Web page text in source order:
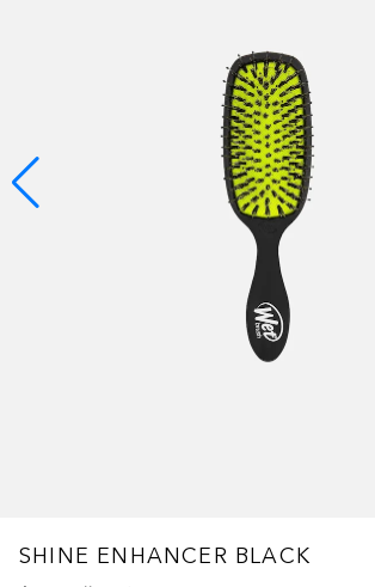
SHINE ENHANCER BLACK